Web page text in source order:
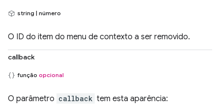
string | número
O ID do item do menu de contexto a ser removido.
callback
função opcional
O parâmetro callback tem esta aparência: